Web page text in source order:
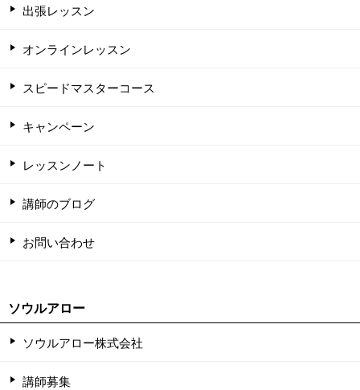
出張レッスン
オンラインレッスン
スピードマスターコース
キャンペーン
レッスンノート
講師のブログ
お問い合わせ
ソウルアロー
ソウルアロー株式会社
講師募集